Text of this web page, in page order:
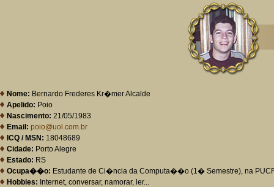
Nome: Bernardo Frederes Kr�mer Alcalde
Apelido: Poio
Nascimento: 21/05/1983
Email: poio@uol.com.br
ICQ / MSN: 18048689
Cidade: Porto Alegre
Estado: RS
Ocupa��o: Estudante de Ci�ncia da Computa��o (1� Semestre), na
Hobbies: Internet, conversar, namorar, ler...